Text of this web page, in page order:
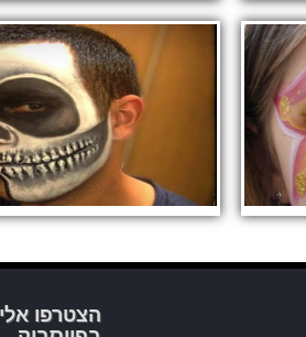
הצטרפו